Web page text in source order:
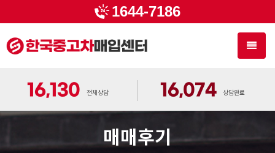
1644-7186
Toggle
16,130 전체상담 16,074 상담완료
매매후기